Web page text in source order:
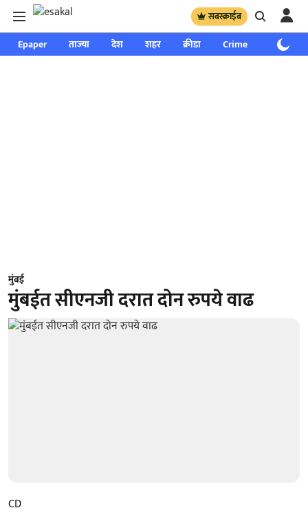
सबस्क्राईब
Epaper ताज्या देश शहर क्रीडा Crime साप्ताहिक
मुंबई
मुंबईत सीएनजी दरात दोन रुपये वाढ
CD